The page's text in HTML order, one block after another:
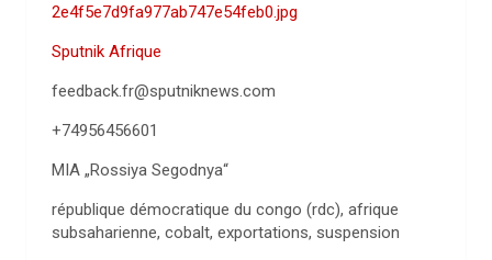
2e4f5e7d9fa977ab747e54feb0.jpg
Sputnik Afrique
feedback.fr@sputniknews.com
+74956456601
MIA „Rossiya Segodnya“
république démocratique du congo (rdc), afrique
subsaharienne, cobalt, exportations, suspension